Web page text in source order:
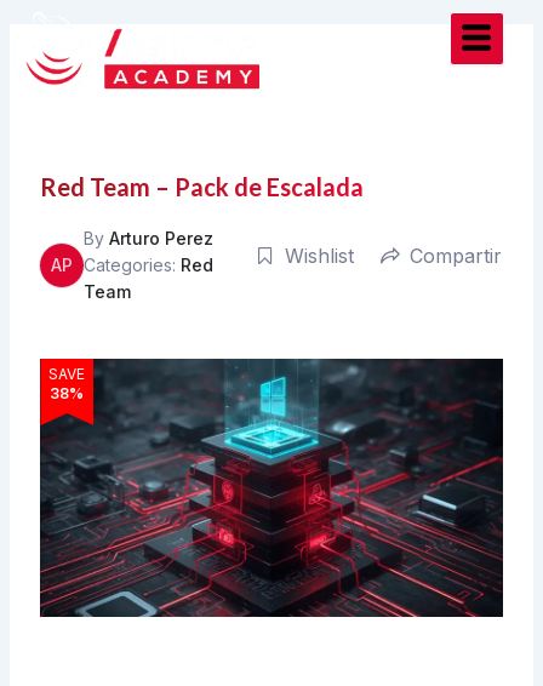
contenido
Red Team – Pack de Escalada
AP
ByArturo Perez
Categories: Red
Team
Wishlist Compartir
SAVE
38%